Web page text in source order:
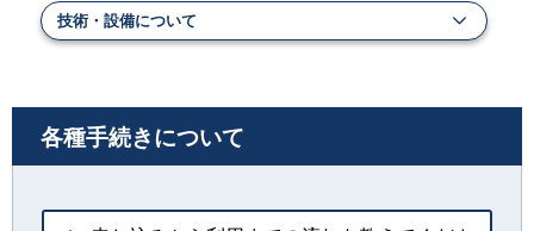
技術・設備について
各種手続きについて